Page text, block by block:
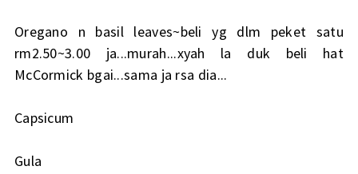
Oregano n basil leaves~beli yg dlm peket satu
rm2.50~3.00 ja...murah...xyah la duk beli hat
McCormick bgai...sama ja rsa dia...
Capsicum
Gula